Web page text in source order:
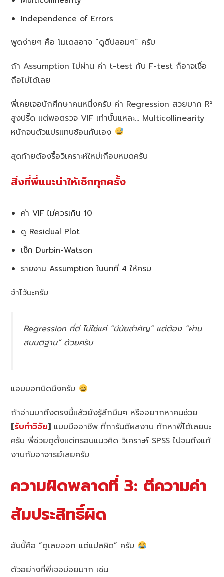
Independence of Errors
พูดง่ายๆ คือ โมเดลอาจ “ดูดีปลอมๆ” ครับ
ถ้า Assumption ไม่ผ่าน ค่า t-test กับ F-test ก็อาจเชื่อ
ถือไม่ได้เลย
พี่เคยเจอนักศึกษาคนหนึ่งครับ ค่า Regression สวยมาก R²
สูงปรี๊ด แต่พอตรวจ VIF เท่านั้นแหละ… Multicollinearity
หนักจนตัวแปรแทบซ้อนกันเอง
สุดท้ายต้องรื้อวิเคราะห์ใหม่เกือบหมดครับ
สิ่งที่พี่แนะนำให้เช็กทุกครั้ง
ค่า VIF ไม่ควรเกิน 10
ดู Residual Plot
เช็ก Durbin-Watson
รายงาน Assumption ในบทที่ 4 ให้ครบ
จำไว้นะครับ
Regression ที่ดี ไม่ใช่แค่ “มีนัยสำคัญ” แต่ต้อง “ผ่าน
สมมติฐาน” ด้วยครับ
แอบบอกนิดนึงครับ
ถ้าอ่านมาถึงตรงนี้แล้วยังรู้สึกมึนๆ หรืออยากหาคนช่วย
[รับทำวิจัย] แบบมืออาชีพ ที่การันตีผลงาน ทักหาพี่ได้เลยนะ
ครับ พี่ช่วยดูตั้งแต่กรอบแนวคิด วิเคราะห์ SPSS ไปจนถึงแก้
งานกับอาจารย์เลยครับ
ความผิดพลาดที่ 3: ตีความค่า
สัมประสิทธิ์ผิด
อันนี้คือ “ดูเลขออก แต่แปลผิด” ครับ
ตัวอย่างที่พี่เจอบ่อยมาก เช่น